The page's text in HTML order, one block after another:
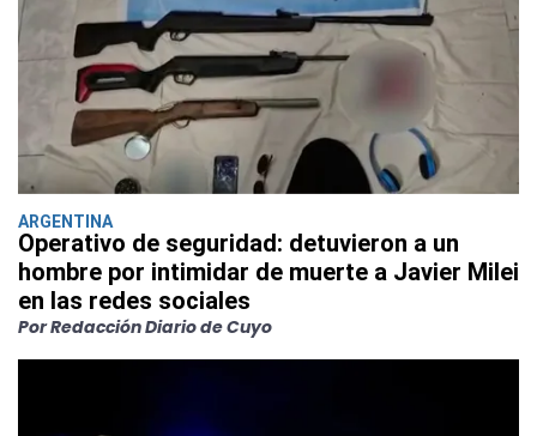
ARGENTINA
Operativo de seguridad: detuvieron a un
hombre por intimidar de muerte a Javier Milei
en las redes sociales
Por Redacción Diario de Cuyo